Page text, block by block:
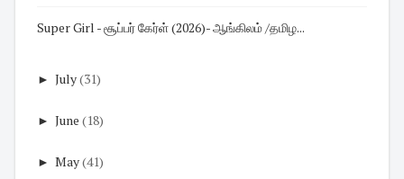
Super Girl - சூப்பர் கேர்ள் (2026)- ஆங்கிலம் /தமிழ...
► July(31)
► June (18)
► May(41)